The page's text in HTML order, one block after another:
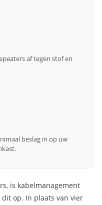
af tegen stof en
beslag in op uw
is kabelmanagement
dit op. In plaats van vier